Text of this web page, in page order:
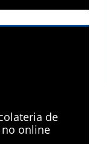
de
online